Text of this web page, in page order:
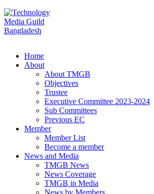
Home
About
About TMGB
Objectives
Trustee
Executive Committee 2023-2024
Sub Committees
Previous EC
Member
Member List
Become a member
News and Media
TMGB News
News Coverage
TMGB in Media
News by Members